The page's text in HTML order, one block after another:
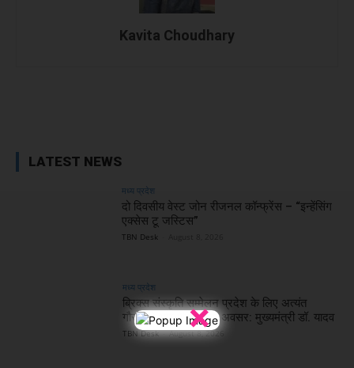
×
Kavita Choudhary
LATEST NEWS
मध्य प्रदेश
दो दिवसीय वेस्ट जोन रीजनल कॉन्फ्रेंस – “इन्हेंसिंग
एक्सेस टू जस्टिस”
TBN Desk
मध्य प्रदेश
ब्रिक्स संस्कृति सम्मेलन प्रदेश के लिए अत्यंत
गौरवपूर्ण और ऐतिहासिक अवसर: मुख्यमंत्री डॉ. यादव
TBN Desk - August 8, 2026